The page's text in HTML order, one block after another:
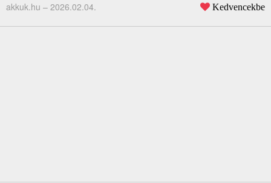
akkuk.hu – 2026.02.04. Kedvencekbe